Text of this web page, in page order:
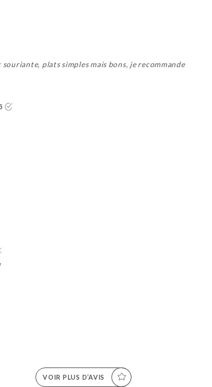
plats simples mais bons, je recommande
VOIR PLUS D’AVIS